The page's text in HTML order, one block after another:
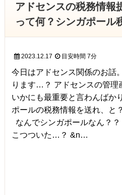
アドセンスの税務情報
って何？シンガポール
2023.12.17 目安時間 7分
今日はアドセンス関係のお話
ります…？ アドセンスの管理
いかにも最重要と言わんば
ポールの税務情報を送れ、と
なんでシンガポールなん？
こつついた…？ &n…